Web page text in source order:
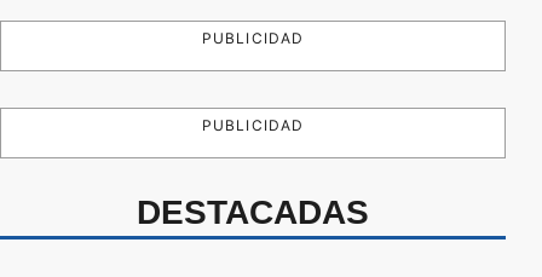
PUBLICIDAD
PUBLICIDAD
DESTACADAS